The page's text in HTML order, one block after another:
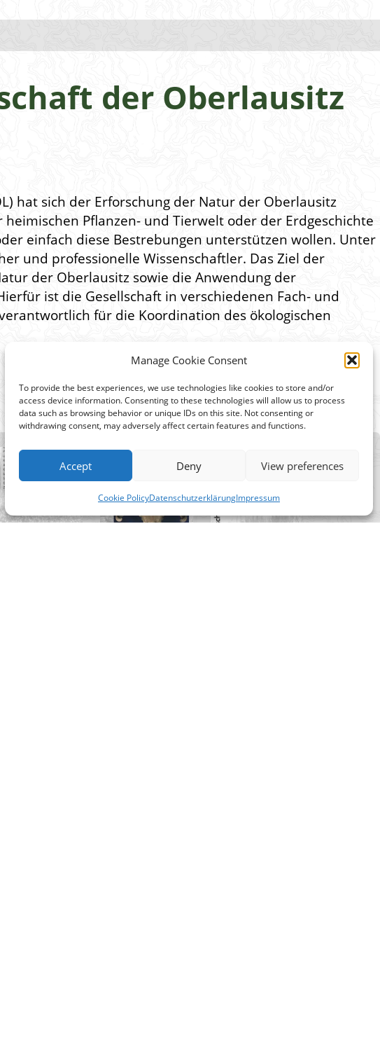
Manage Cookie Consent
To provide the best experiences, we use technologies like cookies to store and/or
access device information. Consenting to these technologies will allow us to process
data such as browsing behavior or unique IDs on this site. Not consenting or
withdrawing consent, may adversely affect certain features and functions.
Accept Deny View preferences
Cookie PolicyDatenschutzerklärungImpressum
der Oberlausitz
hat sich der Erforschung der Natur der Oberlausitz
Pflanzen- und Tierwelt oder der Erdgeschichte
einfach diese Bestrebungen unterstützen wollen. Unter
und professionelle Wissenschaftler. Das Ziel der
der Oberlausitz sowie die Anwendung der
ist die Gesellschaft in verschiedenen Fach- und
für die Koordination des ökologischen